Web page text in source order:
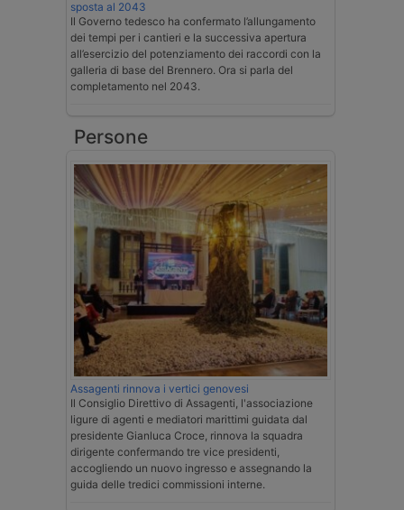
sposta al 2043
Il Governo tedesco ha confermato l’allungamento
dei tempi per i cantieri e la successiva apertura
all’esercizio del potenziamento dei raccordi con la
galleria di base del Brennero. Ora si parla del
completamento nel 2043.
Persone
Assagenti rinnova i vertici genovesi
Il Consiglio Direttivo di Assagenti, l'associazione
ligure di agenti e mediatori marittimi guidata dal
presidente Gianluca Croce, rinnova la squadra
dirigente confermando tre vice presidenti,
accogliendo un nuovo ingresso e assegnando la
guida delle tredici commissioni interne.